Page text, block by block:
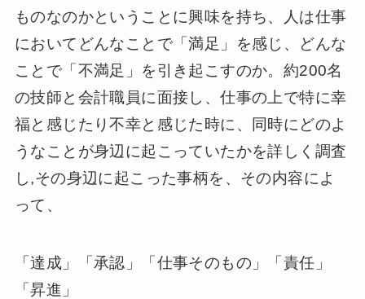
ものなのかということに興味を持ち、人は仕事
においてどんなことで「満足」を感じ、どんな
ことで「不満足」を引き起こすのか。約200名
の技師と会計職員に面接し、仕事の上で特に幸
福と感じたり不幸と感じた時に、同時にどのよ
うなことが身辺に起こっていたかを詳しく調査
し,その身辺に起こった事柄を、その内容によ
って、
「達成」「承認」「仕事そのもの」「責任」
「昇進」